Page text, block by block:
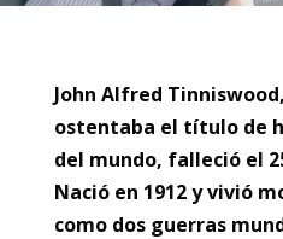
John Alfred
ostentaba el título de
del mundo, falleció el
Nació en 1912 y vivió
como dos guerras